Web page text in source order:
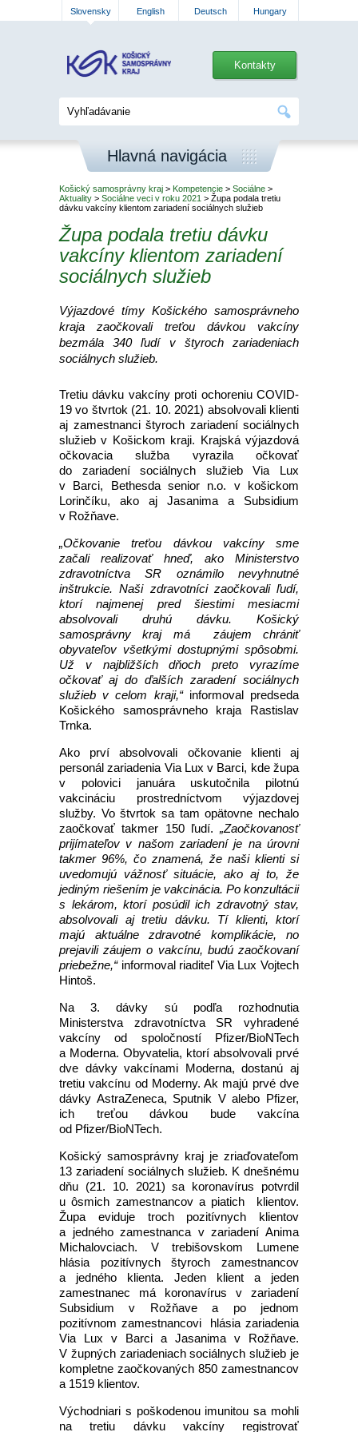
Slovensky English Deutsch Hungary
Kontakty
Hlavná navigácia
Košický samosprávny kraj > Kompetencie > Sociálne >
Aktuality > Sociálne veci v roku 2021 > Župa podala tretiu
dávku vakcíny klientom zariadení sociálnych služieb
Župa podala tretiu dávku
vakcíny klientom zariadení
sociálnych služieb
Výjazdové tímy Košického samosprávneho
kraja zaočkovali treťou dávkou vakcíny
bezmála 340 ľudí v štyroch zariadeniach
sociálnych služieb.
Tretiu dávku vakcíny proti ochoreniu COVID-
19 vo štvrtok (21. 10. 2021) absolvovali klienti
aj zamestnanci štyroch zariadení sociálnych
služieb v Košickom kraji. Krajská výjazdová
očkovacia služba vyrazila očkovať
do zariadení sociálnych služieb Via Lux
v Barci, Bethesda senior n.o. v košickom
Lorinčíku, ako aj Jasanima a Subsidium
v Rožňave.
„Očkovanie treťou dávkou vakcíny sme
začali realizovať hneď, ako Ministerstvo
zdravotníctva SR oznámilo nevyhnutné
inštrukcie. Naši zdravotníci zaočkovali ľudí,
ktorí najmenej pred šiestimi mesiacmi
absolvovali druhú dávku. Košický
samosprávny kraj má záujem chrániť
obyvateľov všetkými dostupnými spôsobmi.
Už v najbližších dňoch preto vyrazíme
očkovať aj do ďalších zaradení sociálnych
služieb v celom kraji,“informoval predseda
Košického samosprávneho kraja Rastislav
Trnka.
Ako prví absolvovali očkovanie klienti aj
personál zariadenia Via Lux v Barci, kde župa
v polovici januára uskutočnila pilotnú
vakcináciu prostredníctvom výjazdovej
služby. Vo štvrtok sa tam opätovne nechalo
zaočkovať takmer 150 ľudí. „Zaočkovanosť
prijímateľov v našom zariadení je na úrovni
takmer 96%, čo znamená, že naši klienti si
uvedomujú vážnosť situácie, ako aj to, že
jediným riešením je vakcinácia. Po konzultácii
s lekárom, ktorí posúdil ich zdravotný stav,
absolvovali aj tretiu dávku. Tí klienti, ktorí
majú aktuálne zdravotné komplikácie, no
prejavili záujem o vakcínu, budú zaočkovaní
priebežne,“informoval riaditeľ Via Lux Vojtech
Hintoš.
Na 3. dávky sú podľa rozhodnutia
Ministerstva zdravotníctva SR vyhradené
vakcíny od spoločností Pfizer/BioNTech
a Moderna. Obyvatelia, ktorí absolvovali prvé
dve dávky vakcínami Moderna, dostanú aj
tretiu vakcínu od Moderny. Ak majú prvé dve
dávky AstraZeneca, Sputnik V alebo Pfizer,
ich treťou dávkou bude vakcína
od Pfizer/BioNTech.
Košický samosprávny kraj je zriaďovateľom
13 zariadení sociálnych služieb. K dnešnému
dňu (21. 10. 2021) sa koronavírus potvrdil
u ôsmich zamestnancov a piatich klientov.
Župa eviduje troch pozitívnych klientov
a jedného zamestnanca v zariadení Anima
Michalovciach. V trebišovskom Lumene
hlásia pozitívnych štyroch zamestnancov
a jedného klienta. Jeden klient a jeden
zamestnanec má koronavírus v zariadení
Subsidium v Rožňave a po jednom
pozitívnom zamestnancovi hlásia zariadenia
Via Lux v Barci a Jasanima v Rožňave.
V župných zariadeniach sociálnych služieb je
kompletne zaočkovaných 850 zamestnancov
a 1519 klientov.
Východniari s poškodenou imunitou sa mohli
na tretiu dávku vakcíny registrovať